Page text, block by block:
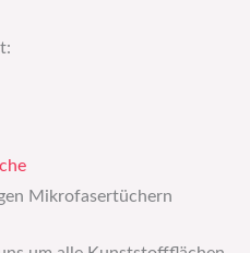
Mikrofasertüchern